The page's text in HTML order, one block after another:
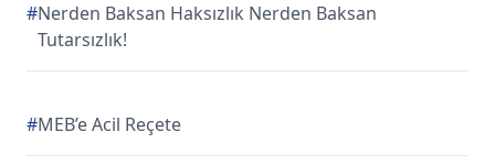
#Nerden Baksan Haksızlık Nerden Baksan
Tutarsızlık!
#MEB’e Acil Reçete